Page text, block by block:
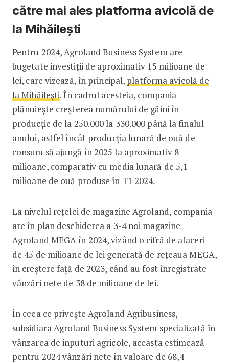
către mai ales platforma avicolă de
la Mihăilești
Pentru 2024, Agroland Business System are
bugetate investiții de aproximativ 15 milioane de
lei, care vizează, în principal, platforma avicolă de
la Mihăilești. În cadrul acesteia, compania
plănuiește creșterea numărului de găini în
producție de la 250.000 la 330.000 până la finalul
anului, astfel încât producția lunară de ouă de
consum să ajungă în 2025 la aproximativ 8
milioane, comparativ cu media lunară de 5,1
milioane de ouă produse în T1 2024.
La nivelul rețelei de magazine Agroland, compania
are în plan deschiderea a 3-4 noi magazine
Agroland MEGA în 2024, vizând o cifră de afaceri
de 45 de milioane de lei generată de rețeaua MEGA,
în creștere față de 2023, când au fost înregistrate
vânzări nete de 38 de milioane de lei.
În ceea ce privește Agroland Agribusiness,
subsidiara Agroland Business System specializată în
vânzarea de inputuri agricole, aceasta estimează
pentru 2024 vânzări nete în valoare de 68,4